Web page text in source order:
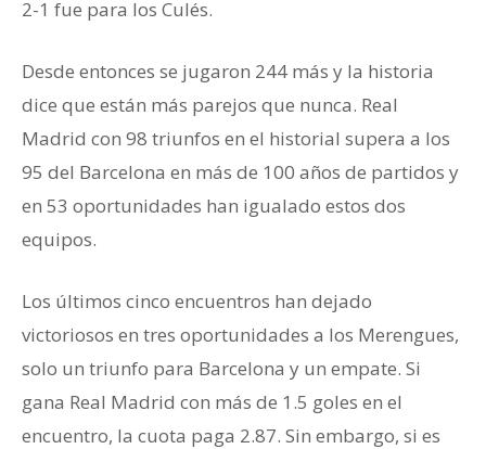
2-1 fue para los Culés.
Desde entonces se jugaron 244 más y la historia
dice que están más parejos que nunca. Real
Madrid con 98 triunfos en el historial supera a los
95 del Barcelona en más de 100 años de partidos y
en 53 oportunidades han igualado estos dos
equipos.
Los últimos cinco encuentros han dejado
victoriosos en tres oportunidades a los Merengues,
solo un triunfo para Barcelona y un empate. Si
gana Real Madrid con más de 1.5 goles en el
encuentro, la cuota paga 2.87. Sin embargo, si es